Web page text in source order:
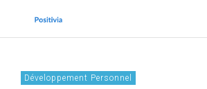
Développement Personnel